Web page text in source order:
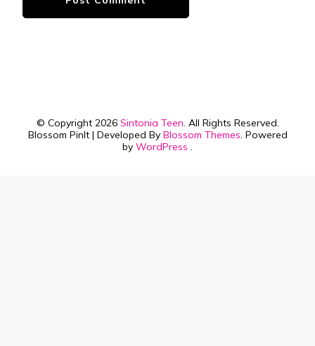
© Copyright 2026 Sintonia Teen. All Rights Reserved.
Blossom PinIt | Developed By Blossom Themes. Powered
by WordPress .